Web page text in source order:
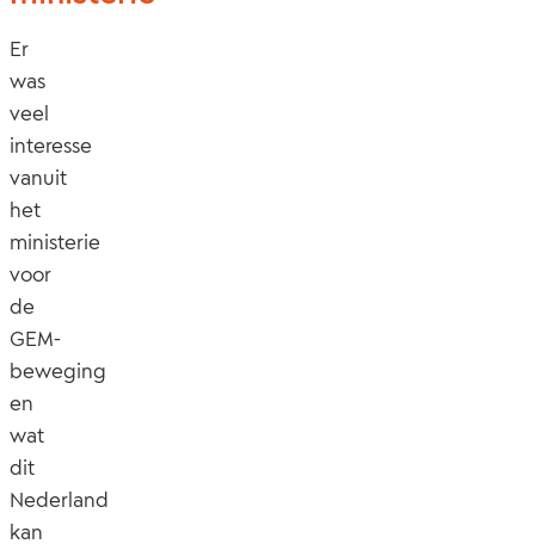
Er
was
veel
interesse
vanuit
het
ministerie
voor
de
GEM-
beweging
en
wat
dit
Nederland
kan